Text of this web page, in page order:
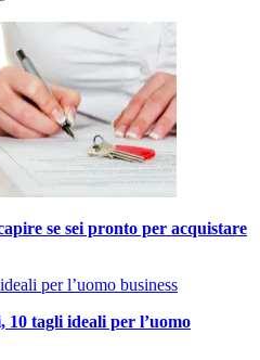
se sei pronto per acquistare
10 tagli ideali per l’uomo